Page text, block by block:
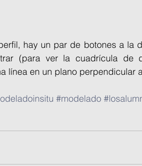
hay un par de botones a la
(para ver la cuadrícula de
línea en un plano perpendicular
#modelado